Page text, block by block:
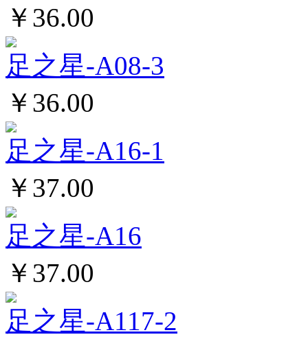
￥36.00
足之星-A08-3
￥36.00
足之星-A16-1
￥37.00
足之星-A16
￥37.00
足之星-A117-2